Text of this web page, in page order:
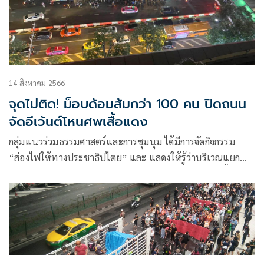
14 สิงหาคม 2566
จุดไม่ติด! ม็อบด้อมส้มกว่า 100 คน ปิดถนน
จัดอีเว้นต์โหนศพเสื้อแดง
กลุ่มแนวร่วมธรรมศาสตร์และการชุมนุม ได้มีการจัดกิจกรรม
“ส่องไฟให้ทางประชาธิปไตย” และ แสดงให้รู้ว่าบริเวณแยก
และเรียกร้องต้องมีผู้รับผิดชอบ